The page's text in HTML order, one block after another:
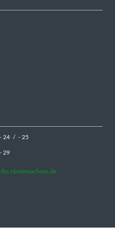
- 24 / - 25
29